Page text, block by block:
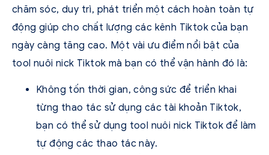
chăm sóc, duy trì, phát triển một cách hoàn toàn tự
động giúp cho chất lượng các kênh Tiktok của bạn
ngày càng tăng cao. Một vài ưu điểm nổi bật của
tool nuôi nick Tiktok mà bạn có thể vận hành đó là:
Không tốn thời gian, công sức để triển khai
từng thao tác sử dụng các tài khoản Tiktok,
bạn có thể sử dụng tool nuôi nick Tiktok để làm
tự động các thao tác này.